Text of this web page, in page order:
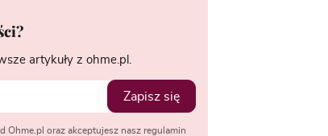
artykuły z ohme.pl.
Zapisz się
Ohme.pl oraz akceptujesz nasz regulamin